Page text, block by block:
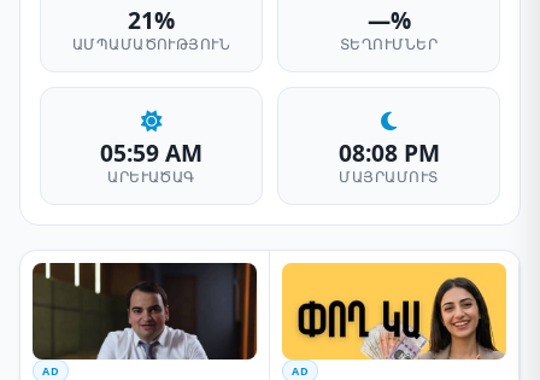
21%
ԱՄՊԱՄԱԾՈՒԹՅՈՒՆ
—%
ՏԵՂՈՒՄՆԵՐ
05:59 AM
ԱՐԵՒԱԾԱԳ
08:08 PM
ՄԱՅՐԱՄՈՒՏ
AD AD